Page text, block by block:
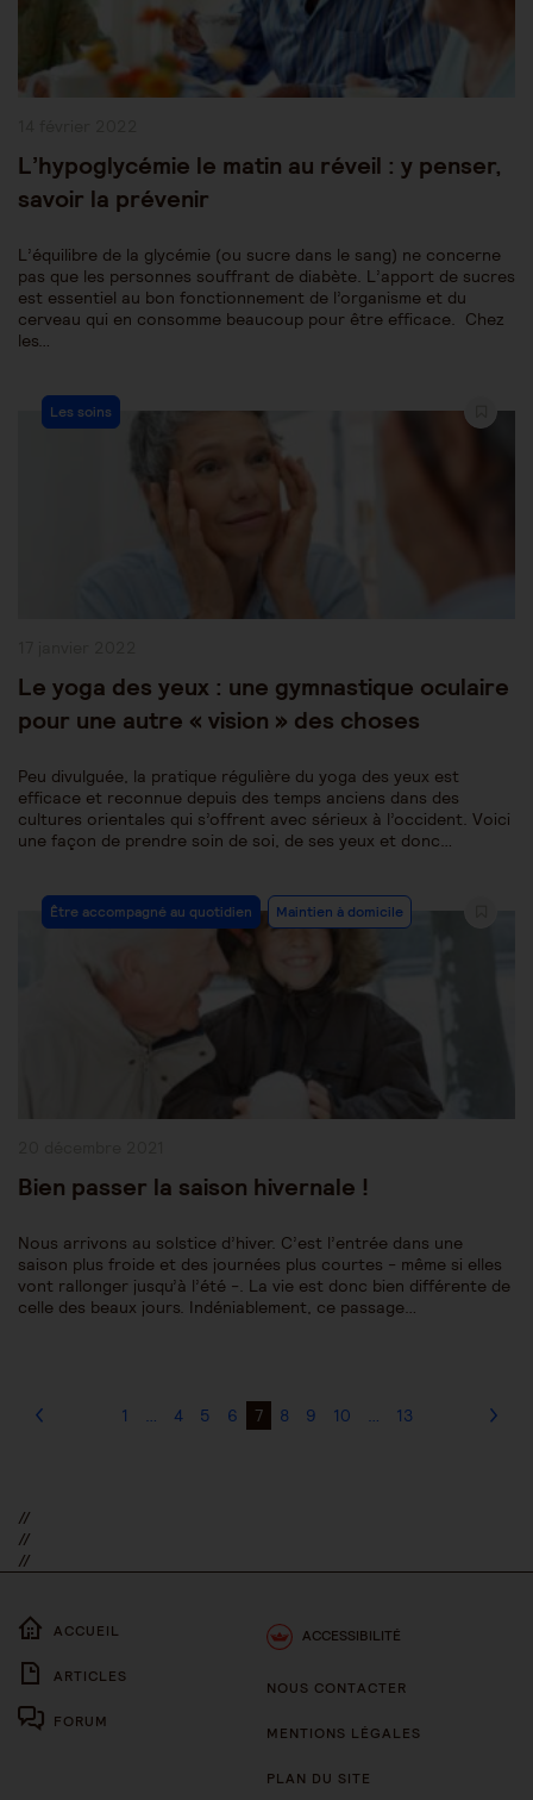
L’hypoglycémie le matin au réveil : y penser,
savoir la prévenir
L’équilibre de la glycémie (ou sucre dans le sang) ne concerne
pas que les personnes souffrant de diabète. L’apport de sucres
est essentiel au bon fonctionnement de l’organisme et du
cerveau qui en consomme beaucoup pour être efficace. Chez
les…
Post
Category:
Les soins
Le yoga des yeux : une gymnastique oculaire
pour une autre « vision » des choses
Peu divulguée, la pratique régulière du yoga des yeux est
efficace et reconnue depuis des temps anciens dans des
cultures orientales qui s’offrent avec sérieux à l’occident. Voici
une façon de prendre soin de soi, de ses yeux et donc…
Post
Category:
Être accompagné au quotidien Maintien à domicile
Bien passer la saison hivernale !
Nous arrivons au solstice d’hiver. C’est l’entrée dans une
saison plus froide et des journées plus courtes - même si elles
vont rallonger jusqu’à l’été -. La vie est donc bien différente de
celle des beaux jours. Indéniablement, ce passage…
1 … 4 5 6 7 8 9 10 … 13
//
//
//
ACCUEIL
ARTICLES
FORUM
ACCESSIBILITÉ
NOUS CONTACTER
MENTIONS LÉGALES
PLAN DU SITE